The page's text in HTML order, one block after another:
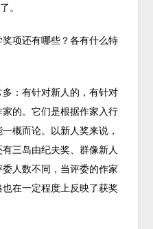
。
项还有哪些？各有什么特
：有针对新人的，有针对
的。它们是根据作家入行
概而论。以新人奖来说，
三岛由纪夫奖、群像新人
人数不同，当评委的作家
在一定程度上反映了获奖